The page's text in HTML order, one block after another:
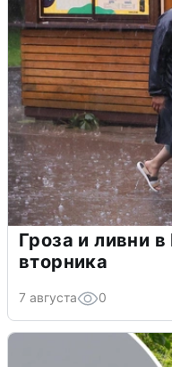
Гроза и ливни
вторника
7 августа 0